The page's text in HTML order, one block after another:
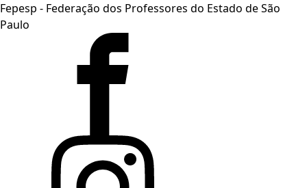
Fepesp - Federação dos Professores do Estado de São
Paulo